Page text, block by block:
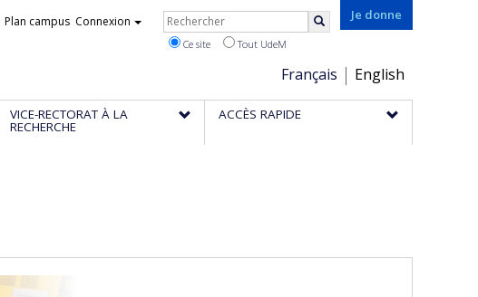
Je donne
Choix
de
la
Français English
Plan campus Connexion Rechercher
Ce site Tout UdeM
VICE-RECTORAT À LA
RECHERCHE
ACCÈS RAPIDE